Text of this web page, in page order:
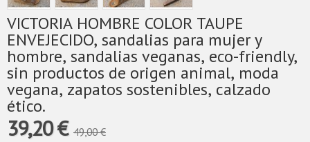
VICTORIA HOMBRE COLOR TAUPE
ENVEJECIDO, sandalias para mujer y
hombre, sandalias veganas, eco-friendly,
sin productos de origen animal, moda
vegana, zapatos sostenibles, calzado
ético.
39,20 € 49,00 €